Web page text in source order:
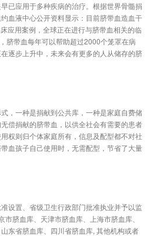
已应用于多种疾病的治疗。根据世界骨髓捐
血液中心公开资料显示：目前脐带血造血干
应用案例，全球正在进行与脐带血相关的临
脐带血每年可以帮助超过2000个笼罩在病
逐步上升中，未来会有更多的人从储存的脐
一种是捐献到公共库，一种是家庭自费储
偿捐献的脐带血，以供全社会有需要的患者
权则归个体家庭所有，信息及配型都不对社
血孩子自己使用时，无需配型，节省了大量
置、省级卫生行政部门批准执业并予以监
脐血库、天津市脐血库、上海市脐血库、
东省脐血库、四川省脐血库, 其他机构或者